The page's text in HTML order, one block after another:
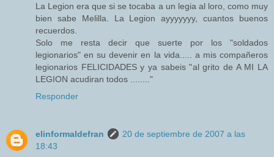
La Legion era que si se tocaba a un legia al loro, como muy
bien sabe Melilla. La Legion ayyyyyyy, cuantos buenos
recuerdos.
Solo me resta decir que suerte por los "soldados
legionarios" en su devenir en la vida..... a mis compañeros
legionarios FELICIDADES y ya sabeis "al grito de A MI LA
LEGION acudiran todos ........"
Responder
elinformaldefran
20 de septiembre de 2007 a las
18:43